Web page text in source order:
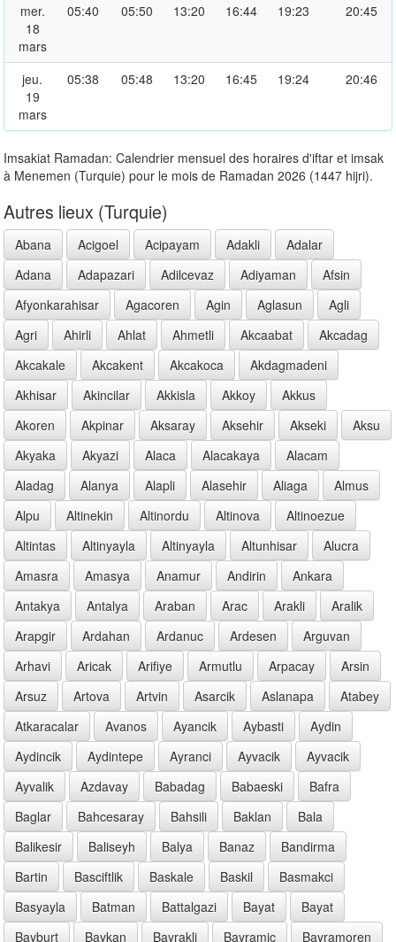
mer.
18
mars
05:40 05:50 13:20 16:44 19:23 20:45
jeu.
19
mars
05:38 05:48 13:20 16:45 19:24 20:46
Imsakiat Ramadan: Calendrier mensuel des horaires d'iftar et imsak
à Menemen (Turquie) pour le mois de Ramadan 2026 (1447 hijri).
Autres lieux (Turquie)
Abana Acigoel Acipayam Adakli
Adalar
Adana
Adapazari Adilcevaz Adiyaman
Afsin
Afyonkarahisar
Agacoren Agin Aglasun
Agli
Agri
Ahirli Ahlat Ahmetli Akcaabat
Akcadag
Akcakale
Akcakent Akcakoca
Akdagmadeni
Akhisar
Akincilar Akkisla Akkoy
Akkus
Akoren
Akpinar Aksaray Aksehir Akseki
Aksu
Akyaka
Akyazi Alaca Alacakaya
Alacam
Aladag
Alanya Alapli Alasehir Aliaga
Almus
Alpu
Altinekin Altinordu Altinova
Altinoezue
Altintas
Altinyayla Altinyayla Altunhisar
Alucra
Amasra
Amasya Anamur Andirin
Ankara
Antakya
Antalya Araban Arac Arakli
Aralik
Arapgir
Ardahan Ardanuc Ardesen
Arguvan
Arhavi
Aricak Arifiye Armutlu Arpacay
Arsin
Arsuz
Artova Artvin Asarcik Aslanapa
Atabey
Atkaracalar
Avanos Ayancik Aybasti
Aydin
Aydincik
Aydintepe Ayranci Ayvacik
Ayvacik
Ayvalik
Azdavay Babadag Babaeski
Bafra
Baglar
Bahcesaray Bahsili Baklan
Bala
Balikesir
Baliseyh Balya Banaz
Bandirma
Bartin
Basciftlik Baskale Baskil
Basmakci
Basyayla
Batman Battalgazi Bayat
Bayat
Bayburt
Baykan Bayrakli Bayramic
Bayramoren